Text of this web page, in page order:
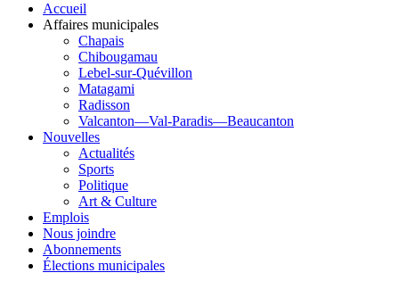
Accueil
Affaires municipales
Chapais
Chibougamau
Lebel-sur-Quévillon
Matagami
Radisson
Valcanton—Val-Paradis—Beaucanton
Nouvelles
Actualités
Sports
Politique
Art & Culture
Emplois
Nous joindre
Abonnements
Élections municipales